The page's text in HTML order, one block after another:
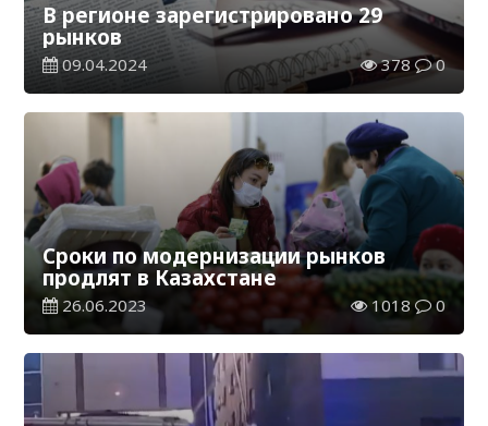
В регионе зарегистрировано 29
рынков
09.04.2024 378 0
Сроки по модернизации рынков
продлят в Казахстане
26.06.2023 1018 0